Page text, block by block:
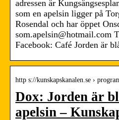
adressen är
som en apelsin ligger på
Rosendal och har öppet
som.apelsin@hotmail.com
Facebook: Café Jorden är
http s://kunskapskanalen.se ›
Dox: Jorden är
apelsin –